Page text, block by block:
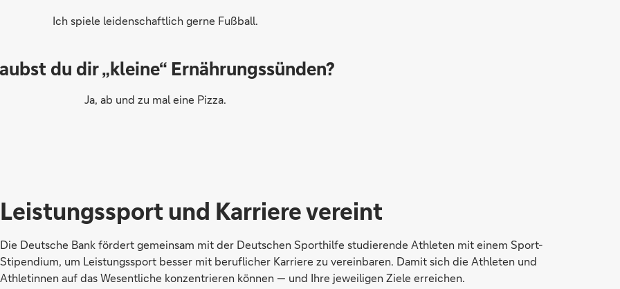
Ich spiele leidenschaftlich gerne Fußball.
du dir „kleine“ Ernährungssünden?
Ja, ab und zu mal eine Pizza.
Leistungssport und Karriere vereint
Die Deutsche Bank fördert gemeinsam mit der Deutschen Sporthilfe studierende Athleten mit einem Sport-
Stipendium, um Leistungssport besser mit beruflicher Karriere zu vereinbaren. Damit sich die Athleten und
Athletinnen auf das Wesentliche konzentrieren können — und Ihre jeweiligen Ziele erreichen.